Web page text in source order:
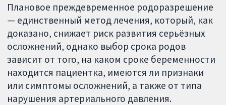
Плановое преждевременное родоразрешение
— единственный метод лечения, который, как
доказано, снижает риск развития серьёзных
осложнений, однако выбор срока родов
зависит от того, на каком сроке беременности
находится пациентка, имеются ли признаки
или симптомы осложнений, а также от типа
нарушения артериального давления.